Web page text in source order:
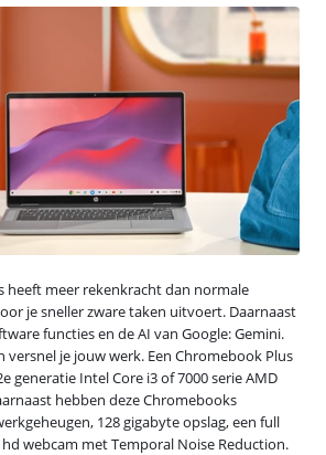
heeft meer rekenkracht dan normale
je sneller zware taken uitvoert. Daarnaast
functies en de AI van Google: Gemini.
versnel je jouw werk. Een Chromebook Plus
generatie Intel Core i3 of 7000 serie AMD
hebben deze Chromebooks
128 gigabyte opslag, een full
webcam met Temporal Noise Reduction.